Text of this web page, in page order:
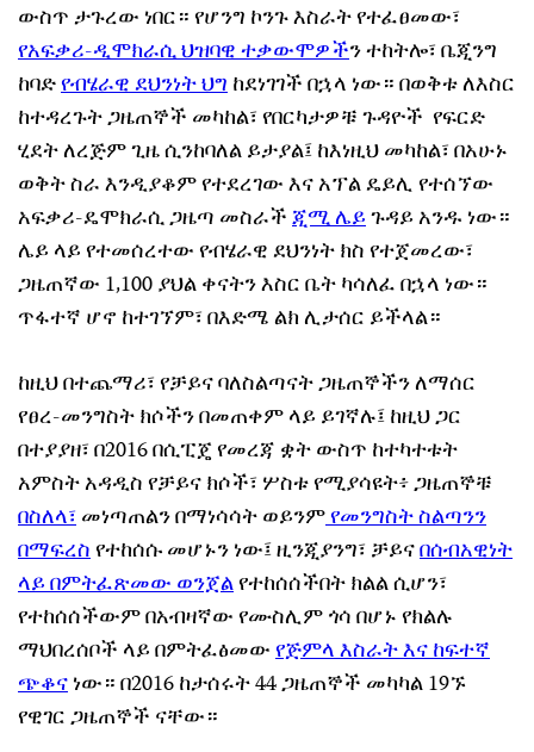
ውስጥ ታጉረው ነበር። የሆንግ ኮንጉ እስራት የተፈፀመው፣
የአፍቃሪ-ዲሞክራሲ ህዝባዊ ተቃውሞዎችን ተከትሎ፣ ቤጂንግ
ከባድየብሄራዊ ደህንነት ህግከደነገገች በኋላ ነው። በወቅቱ ለእስር
ከተዳረጉት ጋዜጠኞች መካከል፣ የበርካታዎቹ ጉዳዮች የፍርድ
ሂደት ለረጅም ጊዜ ሲንከባለል ይታያል፤ ከእነዚህ መካከል፣ በአሁኑ
ወቅት ስራ እንዲያቆም የተደረገው እና አፕል ዴይሊ የተሰኘው
አፍቃሪ-ዴሞክራሲ ጋዜጣ መስራችጂሚ ሌይጉዳይ አንዱ ነው።
ሌይ ላይ የተመሰረተው የብሄራዊ ደህንነት ክስ የተጀመረው፣
ጋዜጠኛው 1,100 ያህል ቀናትን እስር ቤት ካሳለፈ በኋላ ነው።
ጥፋተኛ ሆኖ ከተገኘም፣ በእድሜ ልክ ሊታሰር ይችላል።
ከዚህ በተጨማሪ፣ የቻይና ባለስልጣናት ጋዜጠኞችን ለማሰር
የፀረ-መንግስት ክሶችን በመጠቀም ላይ ይገኛሉ፤ ከዚህ ጋር
በተያያዘ፣ በ2016 በሲፒጄ የመረጃ ቋት ውስጥ ከተካተቱት
አምስት አዳዲስ የቻይና ክሶች፣ ሦስቱ የሚያሳዩት፥ ጋዜጠኞቹ
በስለላ፣መነጣጠልን በማነሳሳት ወይንምየመንግስት ስልጣንን
በማፍረስየተከሰሱ መሆኑን ነው፤ ዚንጂያንግ፣ ቻይናበሰብአዊነት
ላይ በምትፈጽመው ወንጀልየተከሰሰችበት ክልል ሲሆን፣
የተከሰሰችውም በአብዛኛው የሙስሊም ጎሳ በሆኑ የክልሉ
ማህበረሰቦች ላይ በምትፈፅመውየጅምላ እስራት እና ከፍተኛ
ጭቆናነው። በ2016 ከታሰሩት 44 ጋዜጠኞች መካካል 19ኙ
የዊገር ጋዜጠኞች ናቸው።